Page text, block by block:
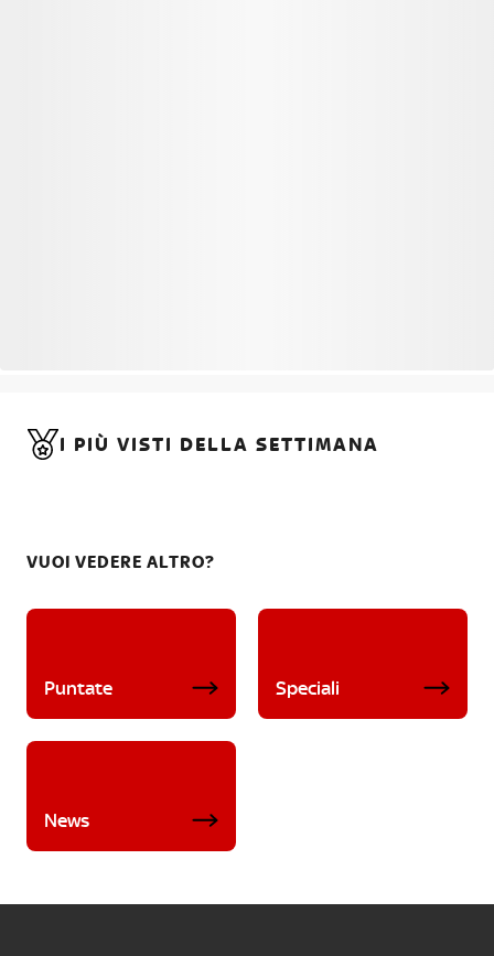
I PIÙ VISTI DELLA SETTIMANA
VUOI VEDERE ALTRO?
Puntate Speciali
News